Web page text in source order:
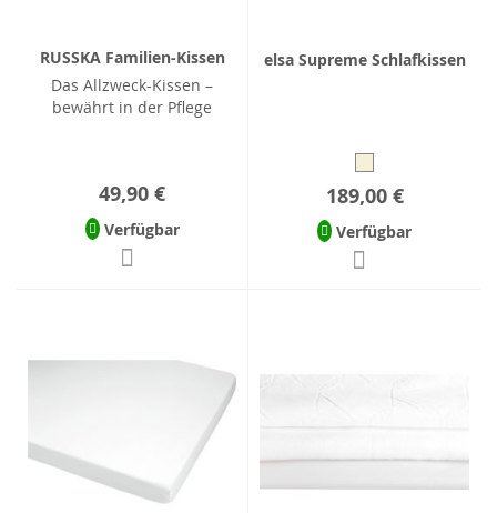
RUSSKA Familien-Kissen
Das Allzweck-Kissen –
bewährt in der Pflege
49,90 €
Verfügbar
elsa Supreme Schlafkissen
189,00 €
Verfügbar